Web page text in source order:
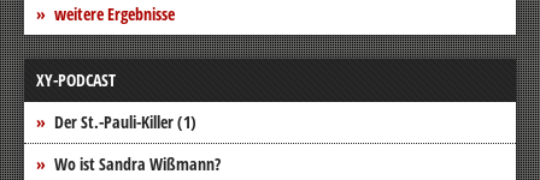
weitere Ergebnisse
XY-PODCAST
Der St.-Pauli-Killer (1)
Wo ist Sandra Wißmann?